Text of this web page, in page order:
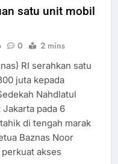
satu unit mobil
0 2 mins
RI serahkan satu
juta kepada
Nahdlatul
pada 6
di tengah marak
Baznas Noor
akses